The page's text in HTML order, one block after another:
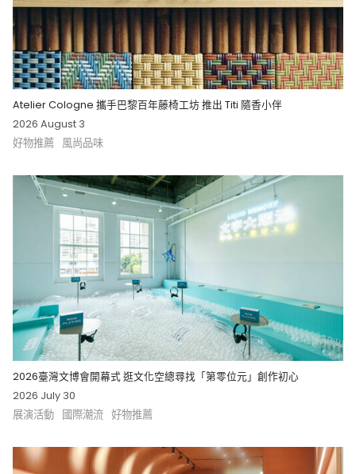
Atelier Cologne 攜手巴黎百年藤椅工坊 推出 Titi 隨香小伴
2026 August 3
好物推薦 風尚品味
2026臺灣文博會開幕式 逛文化空總尋找「第零位元」創作初心
2026 July 30
展演活動 國際潮流 好物推薦